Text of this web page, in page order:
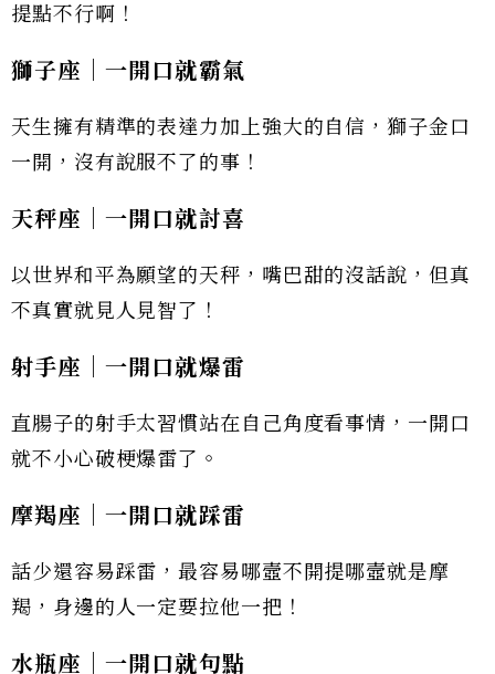
提點不行啊！
獅子座│一開口就霸氣
天生擁有精準的表達力加上強大的自信，獅子金口
一開，沒有說服不了的事！
天秤座│一開口就討喜
以世界和平為願望的天秤，嘴巴甜的沒話說，但真
不真實就見人見智了！
射手座│一開口就爆雷
直腸子的射手太習慣站在自己角度看事情，一開口
就不小心破梗爆雷了。
摩羯座│一開口就踩雷
話少還容易踩雷，最容易哪壼不開提哪壼就是摩
羯，身邊的人一定要拉他一把！
水瓶座│一開口就句點